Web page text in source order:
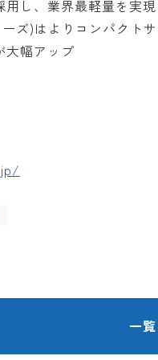
用し、業界最軽量を実現
ズ)はよりコンパクト
大幅アップ
一